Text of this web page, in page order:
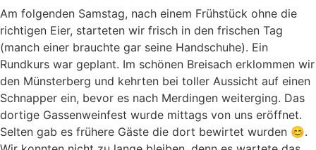
Am folgenden Samstag, nach einem Frühstück ohne die
richtigen Eier, starteten wir frisch in den frischen Tag
(manch einer brauchte gar seine Handschuhe). Ein
Rundkurs war geplant. Im schönen Breisach erklommen wir
den Münsterberg und kehrten bei toller Aussicht auf einen
Schnapper ein, bevor es nach Merdingen weiterging. Das
dortige Gassenweinfest wurde mittags von uns eröffnet.
Selten gab es frühere Gäste die dort bewirtet wurden 😊.